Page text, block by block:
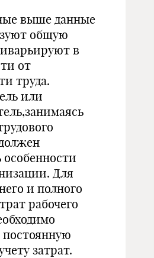
выше данные
общую
в
от
труда.
или
Для
и полного
рабочего
постоянную
затрат.